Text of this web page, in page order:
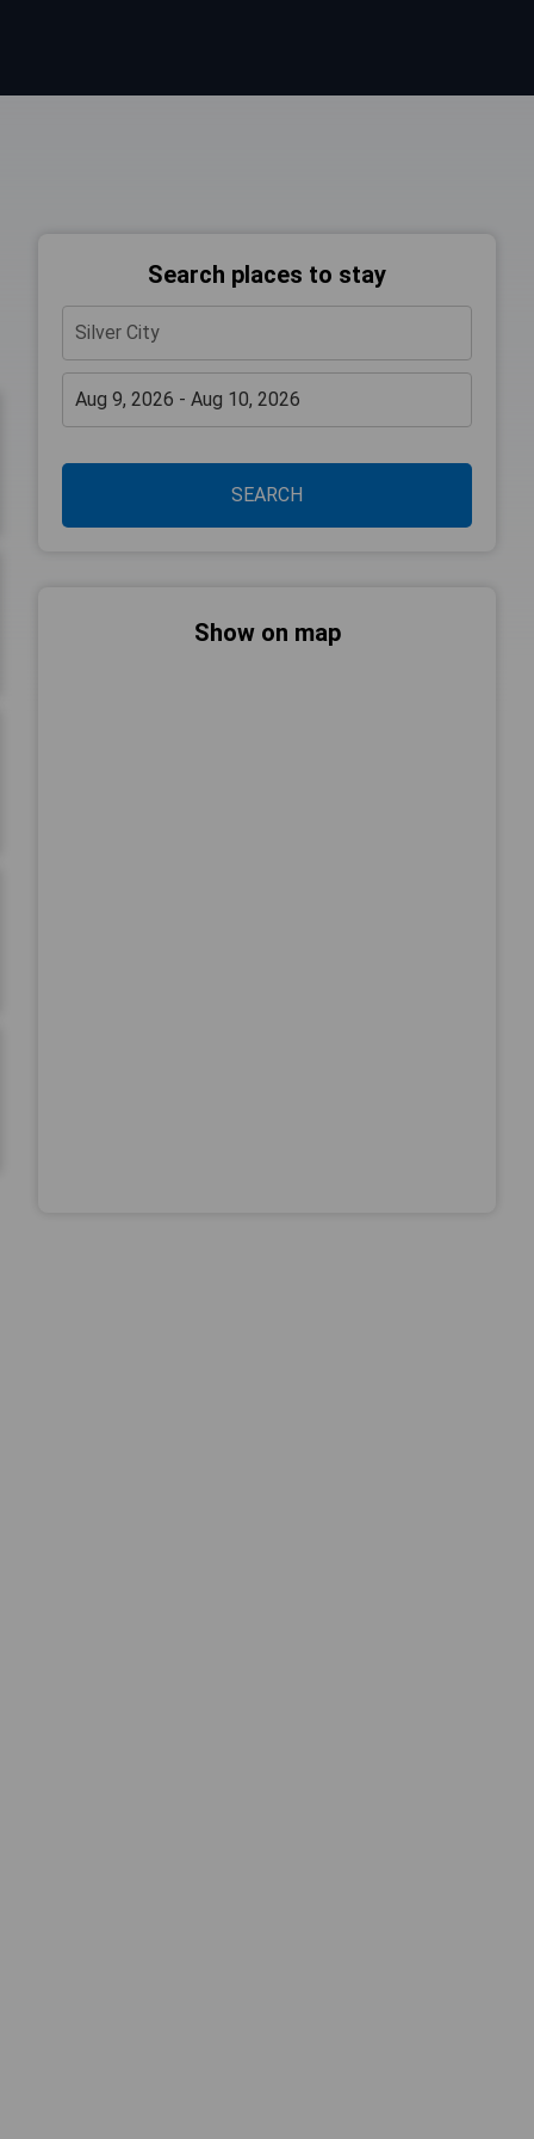
Search places to stay
SEARCH
Show on map